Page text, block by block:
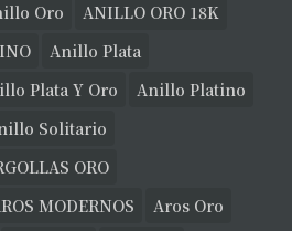
Oro
ANILLO ORO 18K
Anillo Plata
Plata Y Oro
Anillo Platino
Solitario
ORO
MODERNOS
Aros Oro